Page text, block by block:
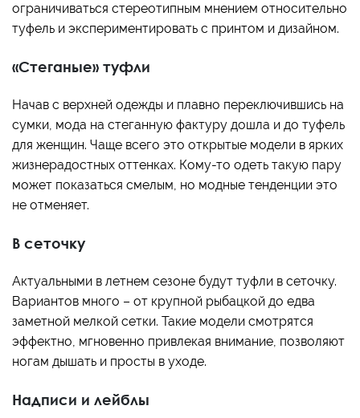
ограничиваться стереотипным мнением относительно
туфель и экспериментировать с принтом и дизайном.
«Стеганые» туфли
Начав с верхней одежды и плавно переключившись на
сумки, мода на стеганную фактуру дошла и до туфель
для женщин. Чаще всего это открытые модели в ярких
жизнерадостных оттенках. Кому-то одеть такую пару
может показаться смелым, но модные тенденции это
не отменяет.
В сеточку
Актуальными в летнем сезоне будут туфли в сеточку.
Вариантов много – от крупной рыбацкой до едва
заметной мелкой сетки. Такие модели смотрятся
эффектно, мгновенно привлекая внимание, позволяют
ногам дышать и просты в уходе.
Надписи и лейблы